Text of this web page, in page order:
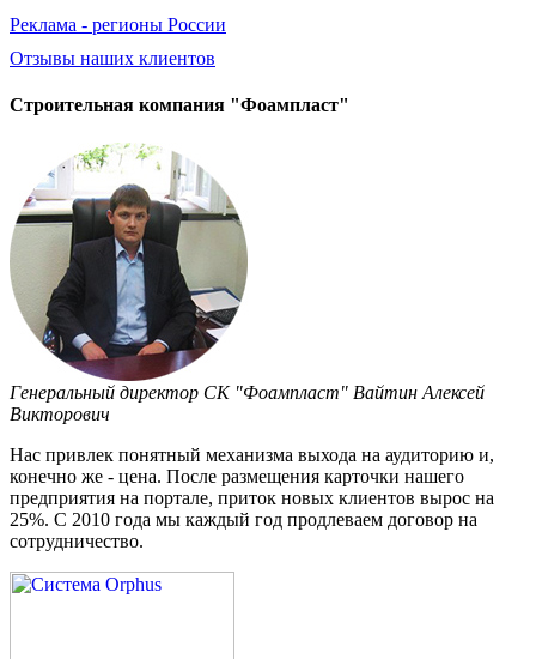
Реклама - регионы России
Отзывы наших клиентов
Строительная компания "Фоампласт"
Генеральный директор СК "Фоампласт" Вайтин Алексей
Викторович
Нас привлек понятный механизма выхода на аудиторию и,
конечно же - цена. После размещения карточки нашего
предприятия на портале, приток новых клиентов вырос на
25%. С 2010 года мы каждый год продлеваем договор на
сотрудничество.